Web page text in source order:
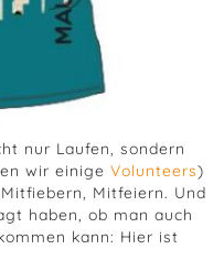
nur Laufen, sondern
wir einige Volunteers)
Mitfeiern. Und
haben, ob man auch
kann: Hier ist